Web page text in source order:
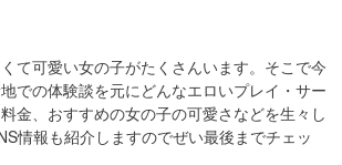
て可愛い女の子がたくさんいます。そこで今
での体験談を元にどんなエロいプレイ・サー
金、おすすめの女の子の可愛さなどを生々し
情報も紹介しますのでぜい最後までチェッ